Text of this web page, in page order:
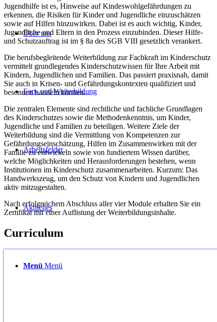
Über uns
Fort- und Weiterbildung
Arbeitsfelder
Aktuelles
Menü Menü
Jugendhilfe ist es, Hinweise auf Kindeswohlgefährdungen zu
erkennen, die Risiken für Kinder und Jugendliche einzuschätzen
sowie auf Hilfen hinzuwirken. Dabei ist es auch wichtig, Kinder,
Jugendliche und Eltern in den Prozess einzubinden. Dieser Hilfe-
und Schutzauftrag ist im § 8a des SGB VIII gesetzlich verankert.
Die berufsbegleitende Weiterbildung zur Fachkraft im Kinderschutz
vermittelt grundlegendes Kinderschutzwissen für Ihre Arbeit mit
Kindern, Jugendlichen und Familien. Das passiert praxisnah, damit
Sie auch in Krisen- und Gefährdungskontexten qualifiziert und
besonnen handeln können.
Die zentralen Elemente sind rechtliche und fachliche Grundlagen
des Kinderschutzes sowie die Methodenkenntnis, um Kinder,
Jugendliche und Familien zu beteiligen. Weitere Ziele der
Weiterbildung sind die Vermittlung von Kompetenzen zur
Gefährdungseinschätzung, Hilfen im Zusammenwirken mit der
Familie zu entwickeln sowie von fundiertem Wissen darüber,
welche Möglichkeiten und Herausforderungen bestehen, wenn
Institutionen im Kinderschutz zusammenarbeiten. Kurzum: Das
Handwerkszeug, um den Schutz von Kindern und Jugendlichen
aktiv mitzugestalten.
Nach erfolgreichem Abschluss aller vier Module erhalten Sie ein
Zertifikat mit einer Auflistung der Weiterbildungsinhalte.
Curriculum